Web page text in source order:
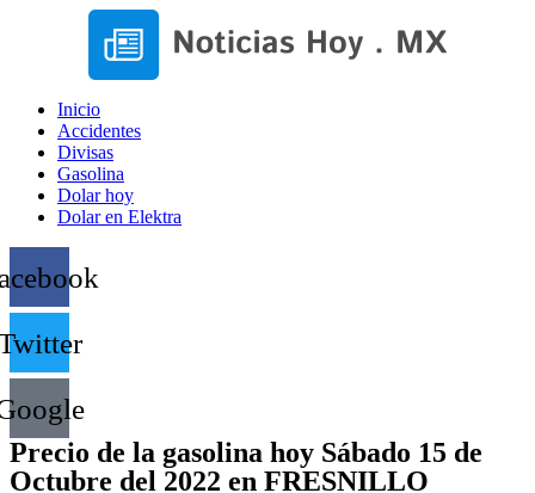
Inicio
Accidentes
Divisas
Gasolina
Dolar hoy
Dolar en Elektra
Precio de la gasolina hoy Sábado 15 de
Octubre del 2022 en FRESNILLO